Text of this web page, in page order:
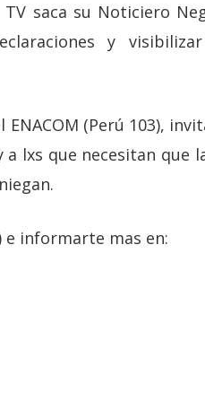
saca su Noticiero
y
(Perú 103),
lxs que necesitan que
e informarte mas en: